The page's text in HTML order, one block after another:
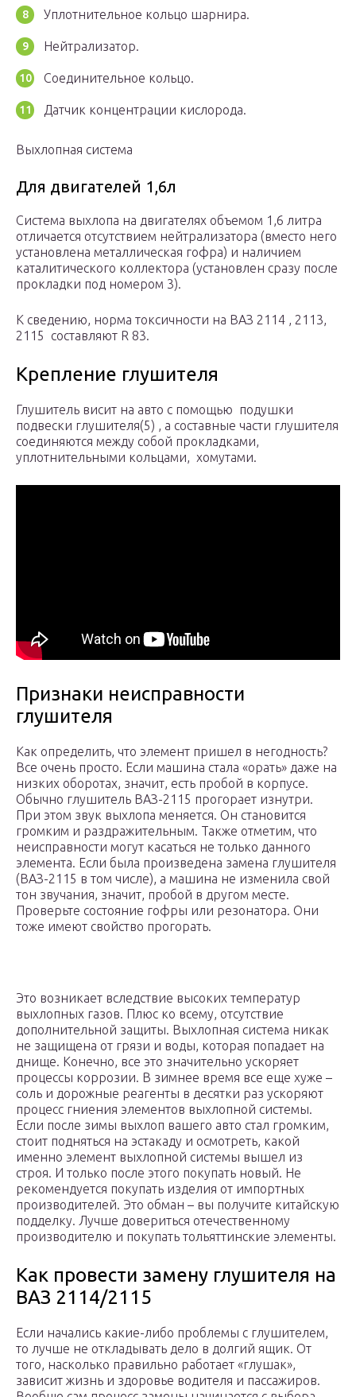
Уплотнительное кольцо шарнира.
Нейтрализатор.
Соединительное кольцо.
Датчик концентрации кислорода.
Выхлопная система
Для двигателей 1,6л
Система выхлопа на двигателях объемом 1,6 литра
отличается отсутствием нейтрализатора (вместо него
установлена металлическая гофра) и наличием
каталитического коллектора (установлен сразу после
прокладки под номером 3).
К сведению, норма токсичности на ВАЗ 2114 , 2113,
2115 составляют R 83.
Крепление глушителя
Глушитель висит на авто с помощью подушки
подвески глушителя(5) , а составные части глушителя
соединяются между собой прокладками,
уплотнительными кольцами, хомутами.
Признаки неисправности
глушителя
Как определить, что элемент пришел в негодность?
Все очень просто. Если машина стала «орать» даже на
низких оборотах, значит, есть пробой в корпусе.
Обычно глушитель ВАЗ-2115 прогорает изнутри.
При этом звук выхлопа меняется. Он становится
громким и раздражительным. Также отметим, что
неисправности могут касаться не только данного
элемента. Если была произведена замена глушителя
(ВАЗ-2115 в том числе), а машина не изменила свой
тон звучания, значит, пробой в другом месте.
Проверьте состояние гофры или резонатора. Они
тоже имеют свойство прогорать.
Это возникает вследствие высоких температур
выхлопных газов. Плюс ко всему, отсутствие
дополнительной защиты. Выхлопная система никак
не защищена от грязи и воды, которая попадает на
днище. Конечно, все это значительно ускоряет
процессы коррозии. В зимнее время все еще хуже –
соль и дорожные реагенты в десятки раз ускоряют
процесс гниения элементов выхлопной системы.
Если после зимы выхлоп вашего авто стал громким,
стоит подняться на эстакаду и осмотреть, какой
именно элемент выхлопной системы вышел из
строя. И только после этого покупать новый. Не
рекомендуется покупать изделия от импортных
производителей. Это обман – вы получите китайскую
подделку. Лучше довериться отечественному
производителю и покупать тольяттинские элементы.
Как провести замену глушителя на
ВАЗ 2114/2115
Если начались какие-либо проблемы с глушителем,
то лучше не откладывать дело в долгий ящик. От
того, насколько правильно работает «глушак»,
зависит жизнь и здоровье водителя и пассажиров.